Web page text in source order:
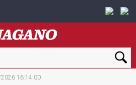
16:14:00